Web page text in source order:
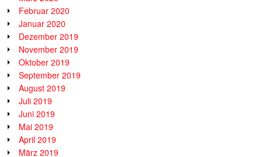
Februar 2020
Januar 2020
Dezember 2019
November 2019
Oktober 2019
September 2019
August 2019
Juli 2019
Juni 2019
Mai 2019
April 2019
März 2019